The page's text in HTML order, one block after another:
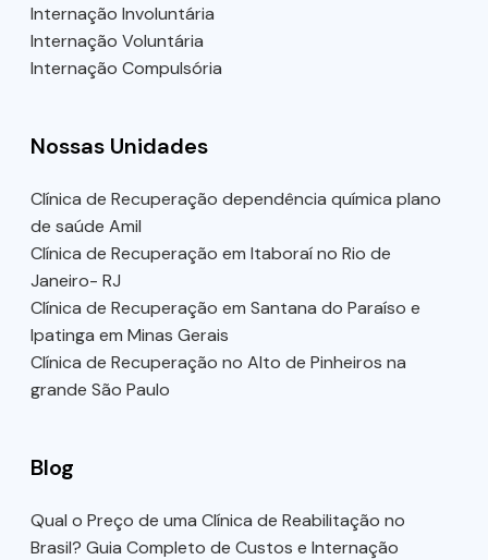
Internação Involuntária
Internação Voluntária
Internação Compulsória
Nossas Unidades
Clínica de Recuperação dependência química plano
de saúde Amil
Clínica de Recuperação em Itaboraí no Rio de
Janeiro- RJ
Clínica de Recuperação em Santana do Paraíso e
Ipatinga em Minas Gerais
Clínica de Recuperação no Alto de Pinheiros na
grande São Paulo
Blog
Qual o Preço de uma Clínica de Reabilitação no
Brasil? Guia Completo de Custos e Internação